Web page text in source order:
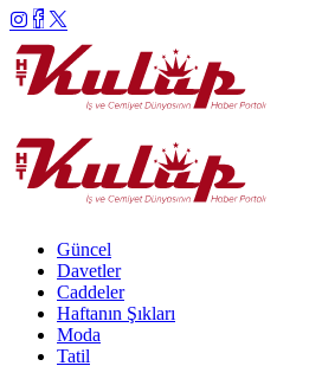
Güncel
Davetler
Caddeler
Haftanın Şıkları
Moda
Tatil